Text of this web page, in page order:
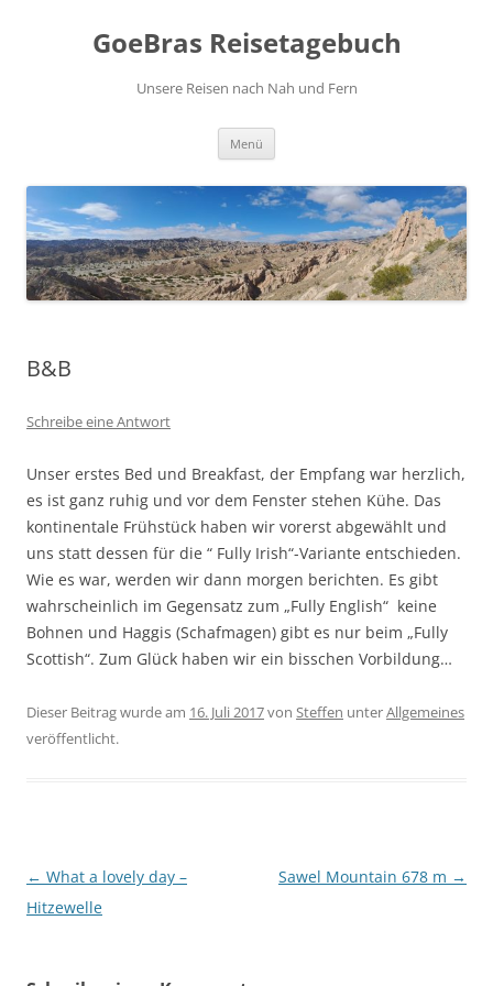
GoeBras Reisetagebuch
Unsere Reisen nach Nah und Fern
Menü
B&B
Schreibe eine Antwort
Unser erstes Bed und Breakfast, der Empfang war herzlich,
es ist ganz ruhig und vor dem Fenster stehen Kühe. Das
kontinentale Frühstück haben wir vorerst abgewählt und
uns statt dessen für die “ Fully Irish“-Variante entschieden.
Wie es war, werden wir dann morgen berichten. Es gibt
wahrscheinlich im Gegensatz zum „Fully English“ keine
Bohnen und Haggis (Schafmagen) gibt es nur beim „Fully
Scottish“. Zum Glück haben wir ein bisschen Vorbildung…
Dieser Beitrag wurde am 16. Juli 2017von Steffen unterAllgemeines
veröffentlicht.
Beitragsnavigation
← What a lovely day –
Hitzewelle
Sawel Mountain 678 m →